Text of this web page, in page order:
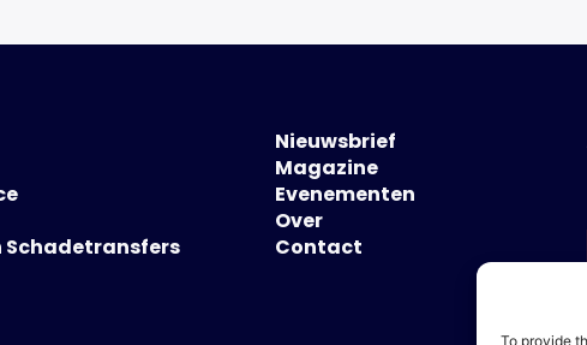
To provide
Schadetransfers
Nieuwsbrief
Magazine
Evenementen
Over
Contact